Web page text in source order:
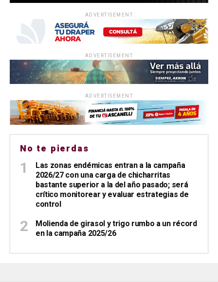
ADVERTISEMENT
ADVERTISEMENT
ADVERTISEMENT
No te pierdas
Las zonas endémicas entran a la campaña
2026/27 con una carga de chicharritas
bastante superior a la del año pasado; será
crítico monitorear y evaluar estrategias de
control
Molienda de girasol y trigo rumbo a un récord
en la campaña 2025/26